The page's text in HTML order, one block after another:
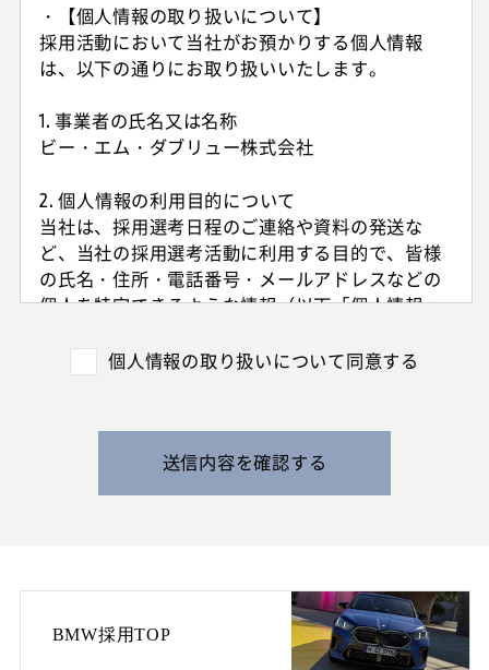
・【個人情報の取り扱いについて】
採用活動において当社がお預かりする個人情報
は、以下の通りにお取り扱いいたします。
1. 事業者の氏名又は名称
ビー・エム・ダブリュー株式会社
2. 個人情報の利用目的について
当社は、採用選考日程のご連絡や資料の発送な
ど、当社の採用選考活動に利用する目的で、皆様
の氏名・住所・電話番号・メールアドレスなどの
個人を特定できるような情報（以下「個人情報」
外国籍の方からは、日本国での就労可否の確認に
また、特定の業務に従事することが可能であるか
を判断する目的で、健康診断書や障害者手帳等の
す。
3. 個人情報の保管・管理について
個人情報の取り扱いについて同意する
送信内容を確認する
BMW採用TOP